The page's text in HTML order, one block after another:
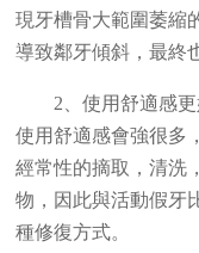
現牙槽骨大範圍萎縮
導致鄰牙傾斜，最終
2、使用舒適感
使用舒適感會強很多
經常性的摘取，清洗
物，因此與活動假牙
種修復方式。